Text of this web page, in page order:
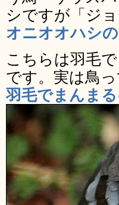
シですが「ジ
オニオオハシ
こちらは羽毛
です。実は鳥
羽毛でまんま